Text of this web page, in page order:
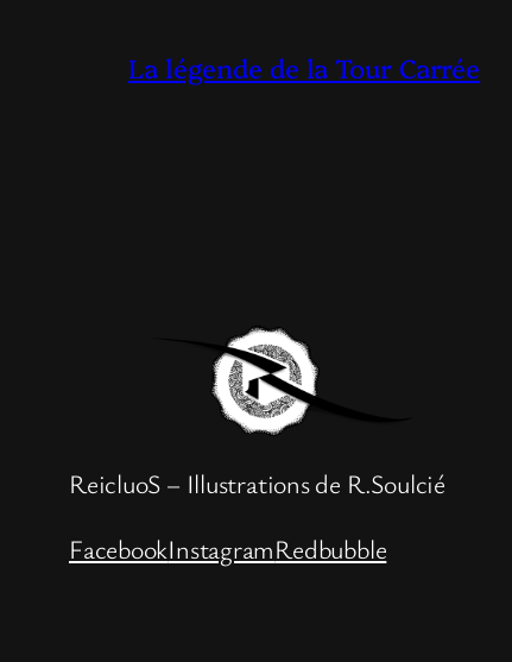
La légende de la Tour Carrée
ReicluoS – Illustrations de R.Soulcié
FacebookInstagramRedbubble